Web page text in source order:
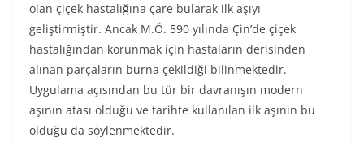
olan çiçek hastalığına çare bularak ilk aşıyı
geliştirmiştir. Ancak M.Ö. 590 yılında Çin’de çiçek
hastalığından korunmak için hastaların derisinden
alınan parçaların burna çekildiği bilinmektedir.
Uygulama açısından bu tür bir davranışın modern
aşının atası olduğu ve tarihte kullanılan ilk aşının bu
olduğu da söylenmektedir.